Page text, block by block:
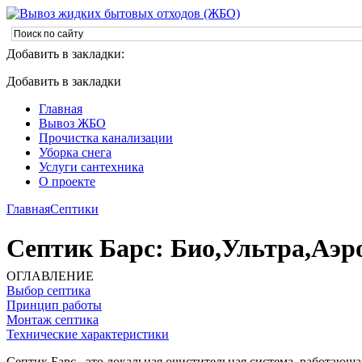
Добавить в закладки:
Добавить в закладки
Главная
Вывоз ЖБО
Прочистка канализации
Уборка снега
Услуги сантехника
О проекте
ГлавнаяСептики
Септик Барс:
ОГЛАВЛЕНИЕ
Выбор септика
Принцип работы
Монтаж септика
Технические характеристики